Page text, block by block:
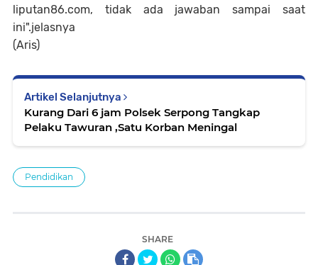
liputan86.com, tidak ada jawaban sampai saat
ini".jelasnya
(Aris)
Artikel Selanjutnya
Kurang Dari 6 jam Polsek Serpong Tangkap
Pelaku Tawuran ,Satu Korban Meningal
Pendidikan
SHARE